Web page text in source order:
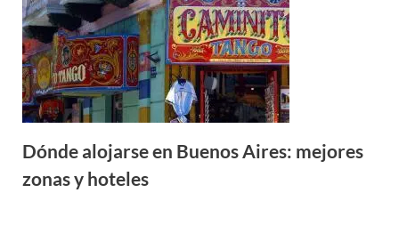
Dónde alojarse en Buenos Aires: mejores
zonas y hoteles